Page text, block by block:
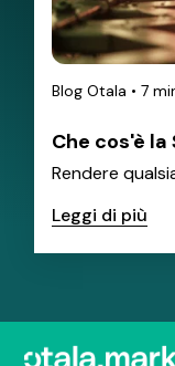
Blog Otala • 7
Che cos'è
Rendere
Leggi di più